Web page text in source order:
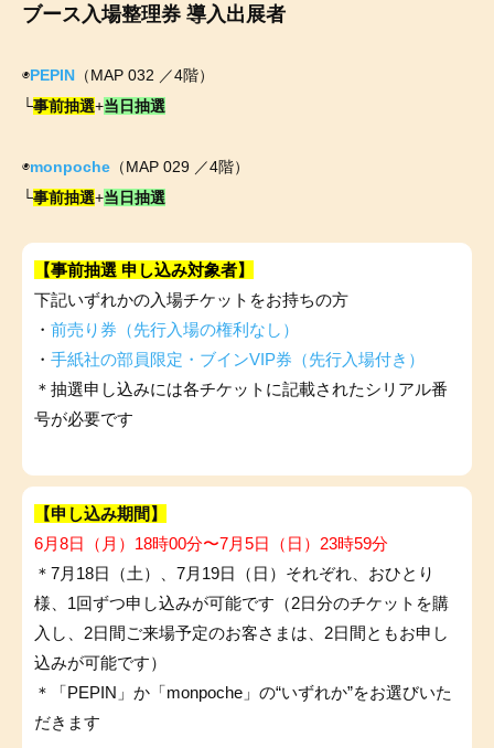
ブース入場整理券 導入出展者
◉PEPIN （MAP 032 ／4階）
└事前抽選+当日抽選
◉monpoche （MAP 029 ／4階）
└事前抽選+当日抽選
【事前抽選 申し込み対象者】
下記いずれかの入場チケットをお持ちの方
・ 前売り券（先行入場の権利なし）
・ 手紙社の部員限定・ブインVIP券（先行入場付き）
＊抽選申し込みには各チケットに記載されたシリアル番
号が必要です
【申し込み期間】
6月8日（月）18時00分〜7月5日（日）23時59分
＊7月18日（土）、7月19日（日）それぞれ、おひとり
様、1回ずつ申し込みが可能です（2日分のチケットを購
入し、2日間ご来場予定のお客さまは、2日間ともお申し
込みが可能です）
＊「PEPIN」か「monpoche」の“いずれか”をお選びいた
だきます